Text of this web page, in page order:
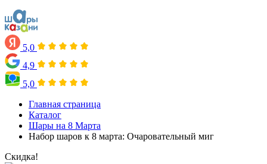
5,0
4,9
5,0
Главная страница
Каталог
Шары на 8 Марта
Набор шаров к 8 марта: Очаровательный миг
Скидка!